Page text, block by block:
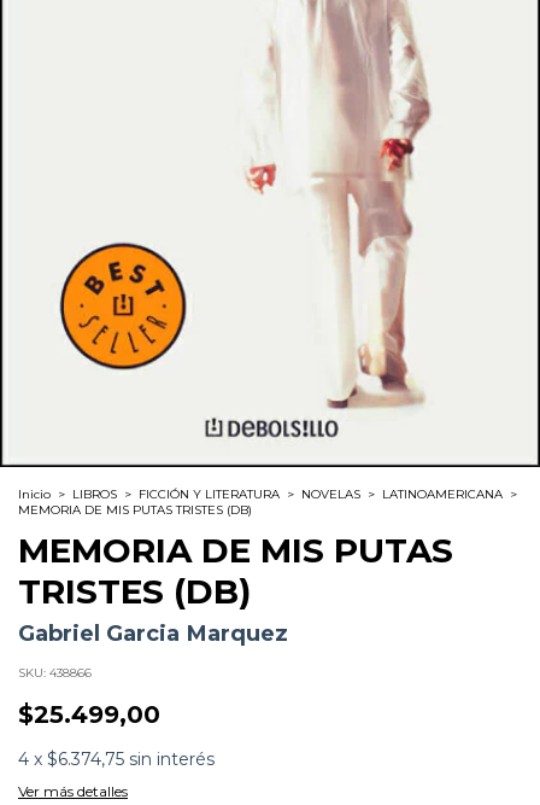
Inicio > LIBROS > FICCIÓN Y LITERATURA > NOVELAS > LATINOAMERICANA >
MEMORIA DE MIS PUTAS TRISTES (DB)
MEMORIA DE MIS PUTAS
TRISTES (DB)
Gabriel Garcia Marquez
SKU: 438866
$25.499,00
4 x $6.374,75 sin interés
Ver más detalles